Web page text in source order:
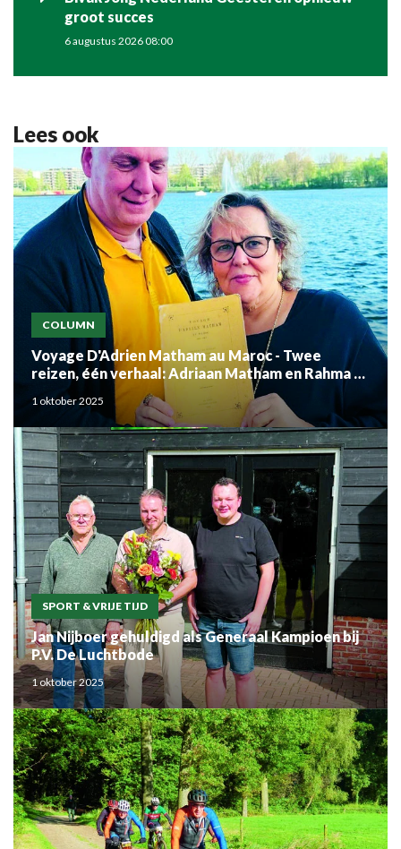
groot succes
6 augustus 2026 08:00
Lees ook
COLUMN
Voyage D'Adrien Matham au Maroc - Twee
reizen, één verhaal: Adriaan Matham en Rahma el
Mouden
1 oktober 2025
SPORT & VRIJE TIJD
Jan Nijboer gehuldigd als Generaal Kampioen bij
P.V. De Luchtbode
1 oktober 2025